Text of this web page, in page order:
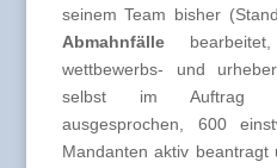
seinem Team bisher
Abmahnfälle
wettbewerbs- und
selbst im Auftrag
ausgesprochen, 600
Mandanten aktiv